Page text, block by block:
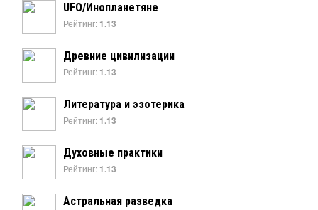
UFO/Инопланетяне
Рейтинг: 1.13
Древние цивилизации
Рейтинг: 1.13
Литература и эзотерика
Рейтинг: 1.13
Духовные практики
Рейтинг: 1.13
Астральная разведка